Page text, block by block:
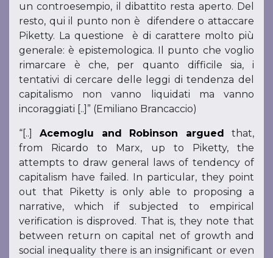
un controesempio, il dibattito resta aperto. Del
resto, qui il punto non è difendere o attaccare
Piketty. La questione è di carattere molto più
generale: è epistemologica. Il punto che voglio
rimarcare è che, per quanto difficile sia, i
tentativi di cercare delle leggi di tendenza del
capitalismo non vanno liquidati ma vanno
incoraggiati [..]” (Emiliano Brancaccio)
“[..] Acemoglu and Robinson argued
that,
from Ricardo to Marx, up to Piketty, the
attempts to draw general laws of tendency of
capitalism have failed. In particular, they point
out that Piketty is only able to proposing a
narrative, which if subjected to empirical
verification is disproved. That is, they note that
between return on capital net of growth and
social inequality there is an insignificant or even